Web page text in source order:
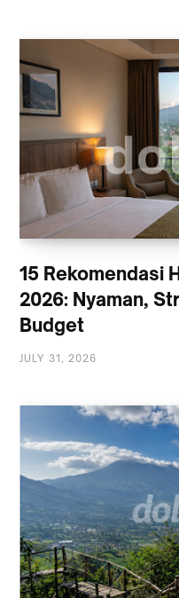
15 Rekomendasi
2026: Nyaman,
Budget
JULY 31, 2026